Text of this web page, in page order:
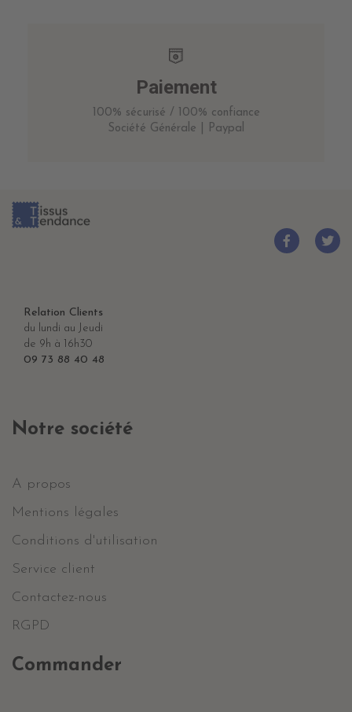
Paiement
100% sécurisé / 100% confiance
Société Générale | Paypal
Relation Clients
du lundi au Jeudi
de 9h à 16h30
09 73 88 40 48
Notre société
A propos
Mentions légales
Conditions d'utilisation
Service client
Contactez-nous
RGPD
Commander